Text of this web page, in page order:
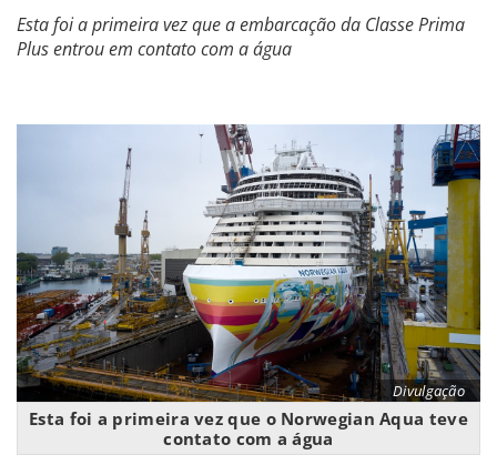
Esta foi a primeira vez que a embarcação da Classe Prima
Plus entrou em contato com a água
Divulgação
Esta foi a primeira vez que o Norwegian Aqua teve
contato com a água